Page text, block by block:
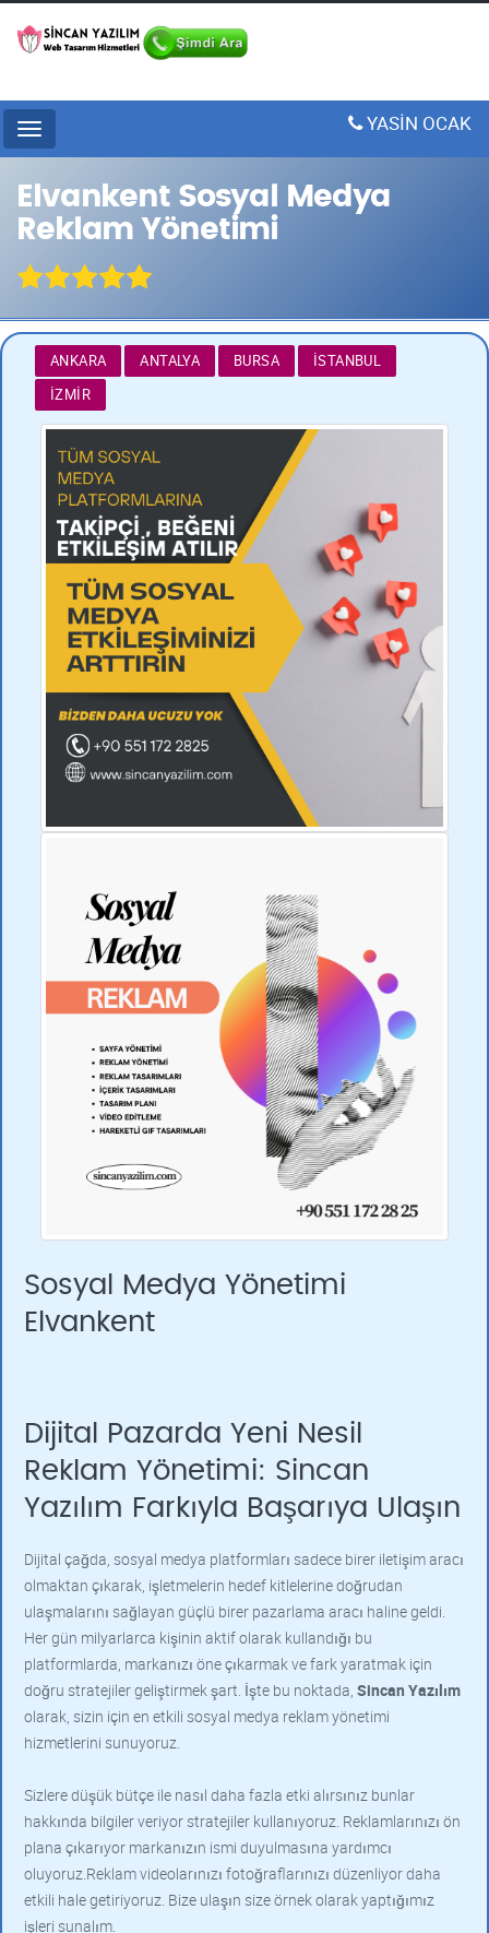
Menu YASİN OCAK
Elvankent Sosyal Medya
Reklam Yönetimi
ANKARA ANTALYA BURSA
İSTANBUL
İZMIR
Sosyal Medya Yönetimi
Elvankent
Dijital Pazarda Yeni Nesil
Reklam Yönetimi: Sincan
Yazılım Farkıyla Başarıya Ulaşın
Dijital çağda, sosyal medya platformları sadece birer iletişim aracı
olmaktan çıkarak, işletmelerin hedef kitlelerine doğrudan
ulaşmalarını sağlayan güçlü birer pazarlama aracı haline geldi.
Her gün milyarlarca kişinin aktif olarak kullandığı bu
platformlarda, markanızı öne çıkarmak ve fark yaratmak için
doğru stratejiler geliştirmek şart. İşte bu noktada, Sincan Yazılım
olarak, sizin için en etkili sosyal medya reklam yönetimi
hizmetlerini sunuyoruz.
Sizlere düşük bütçe ile nasıl daha fazla etki alırsınız bunlar
hakkında bilgiler veriyor stratejiler kullanıyoruz. Reklamlarınızı ön
plana çıkarıyor markanızın ismi duyulmasına yardımcı
oluyoruz.Reklam videolarınızı fotoğraflarınızı düzenliyor daha
etkili hale getiriyoruz. Bize ulaşın size örnek olarak yaptığımız
işleri sunalım.